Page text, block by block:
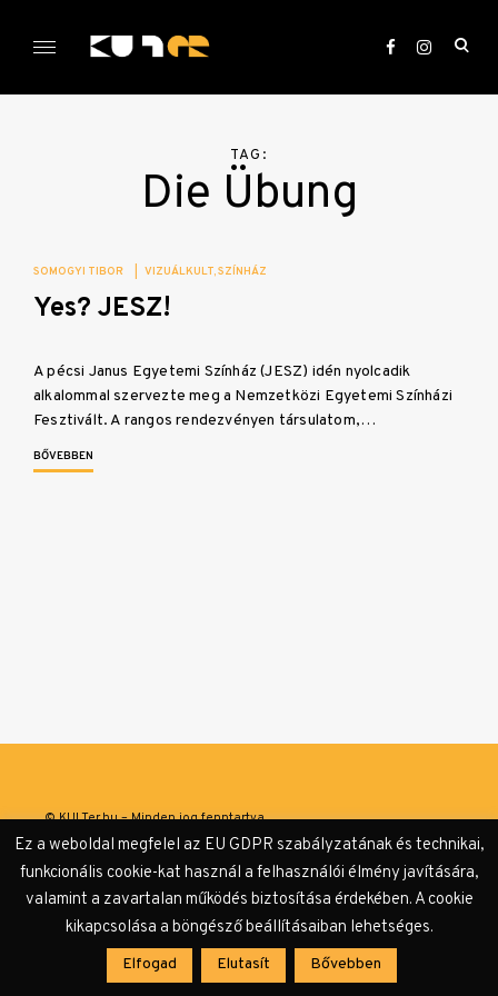
KULTer.hu
TAG:
Die Übung
SOMOGYI TIBOR VIZUÁLKULT SZÍNHÁZ
Yes? JESZ!
A pécsi Janus Egyetemi Színház (JESZ) idén nyolcadik
alkalommal szervezte meg a Nemzetközi Egyetemi Színházi
Fesztivált. A rangos rendezvényen társulatom,…
BŐVEBBEN
© KULTer.hu – Minden jog fenntartva
Adatvédelmi tájékoztató
Ez a weboldal megfelel az EU GDPR szabályzatának és technikai,
funkcionális cookie-kat használ a felhasználói élmény javítására,
valamint a zavartalan működés biztosítása érdekében. A cookie
kikapcsolása a böngésző beállításaiban lehetséges.
Elfogad Elutasít Bővebben